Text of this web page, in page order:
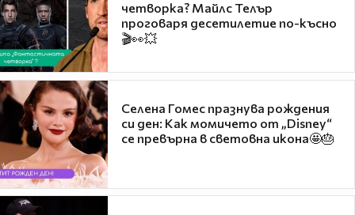
четворка? Майлс Телър
проговаря десетилетие по-късно
🎬👀💥
Селена Гомес празнува рождения
си ден: Как момичето от „Disney“
се превърна в световна икона🤩🎂